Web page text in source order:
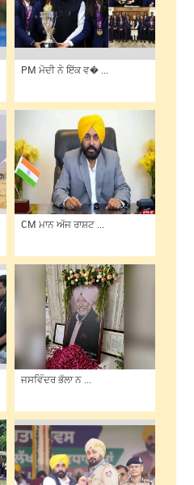
PM ਮੋਦੀ ਨੇ ਇੱਕ ਵ� ...
CM ਮਾਨ ਅੱਜ ਰਾਸ਼ਟ ...
ਜਸਵਿੰਦਰ ਭੱਲਾ ਨ ...